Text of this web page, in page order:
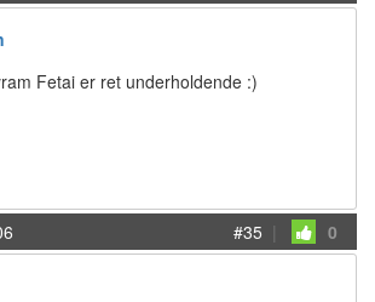
Fetai er ret underholdende :)
#35 | 0